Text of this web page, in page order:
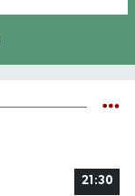
21:30